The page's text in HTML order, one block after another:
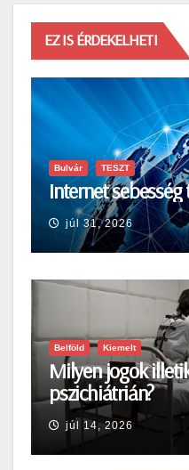
EZ IS ÉRDEKELHETI
Bulvár TESZT
Internet sebesség
júl 31, 2026
Belföld Kiemelt
Milyen jogok
pszichiátrián?
júl 14, 2026